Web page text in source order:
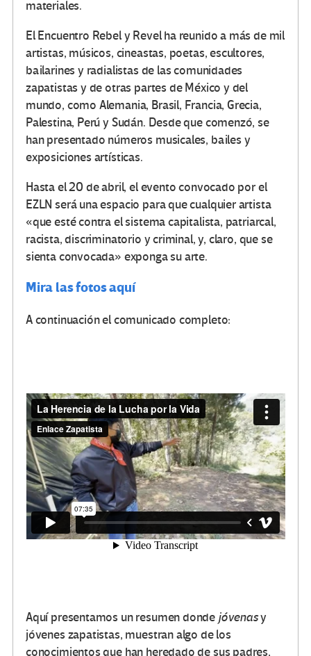
materiales.
El Encuentro Rebel y Revel ha reunido a más de mil
artistas, músicos, cineastas, poetas, escultores,
bailarines y radialistas de las comunidades
zapatistas y de otras partes de México y del
mundo, como Alemania, Brasil, Francia, Grecia,
Palestina, Perú y Sudán. Desde que comenzó, se
han presentado números musicales, bailes y
exposiciones artísticas.
Hasta el 20 de abril, el evento convocado por el
EZLN será una espacio para que cualquier artista
«que esté contra el sistema capitalista, patriarcal,
racista, discriminatorio y criminal, y, claro, que se
sienta convocada» exponga su arte.
Mira las fotos aquí
A continuación el comunicado completo:
Aquí presentamos un resumen donde jóvenasy
jóvenes zapatistas, muestran algo de los
conocimientos que han heredado de sus padres,